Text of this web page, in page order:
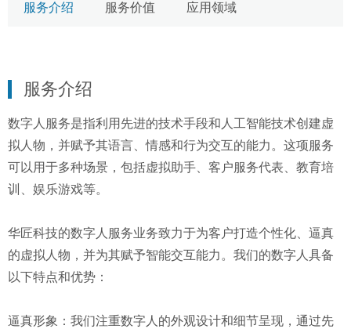
现数字人在
够为客户量
都能提供适应不同平台需求的数字人模型。
服务介绍 服务价值 应用领域
服务介绍
数字人服务是指利用先进的技术手段和人工智能技术创建虚
拟人物，并赋予其语言、情感和行为交互的能力。这项服务
可以用于多种场景，包括虚拟助手、客户服务代表、教育培
训、娱乐游戏等。
华匠科技的数字人服务业务致力于为客户打造个性化、逼真
的虚拟人物，并为其赋予智能交互能力。我们的数字人具备
以下特点和优势：
逼真形象：我们注重数字人的外观设计和细节呈现，通过先